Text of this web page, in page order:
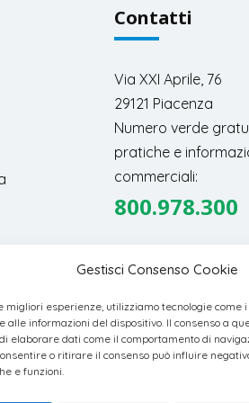
Gestisci Consenso Cookie
migliori esperienze, utilizziamo tecnologie come
alle informazioni del dispositivo. Il consenso a
elaborare dati come il comportamento di
o ritirare il consenso può influire
e funzioni.
Contatti
Via XXI Aprile, 76
29121 Piacenza
Numero verde
pratiche e
commerciali:
800.978.300